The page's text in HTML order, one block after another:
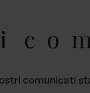
comunicati